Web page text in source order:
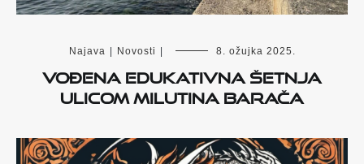
Najava Novosti 8. ožujka 2025.
Vođena edukativna šetnja
ulicom Milutina Barača